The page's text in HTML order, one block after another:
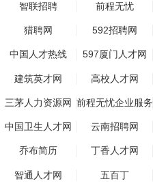
智联招聘 前程无忧
猎聘网 592招聘网
中国人才热线 597厦门人才网
建筑英才网 高校人才网
三茅人力资源网 前程无忧企业服务
中国卫生人才网 云南招聘网
乔布简历 丁香人才网
智通人才网 五百丁